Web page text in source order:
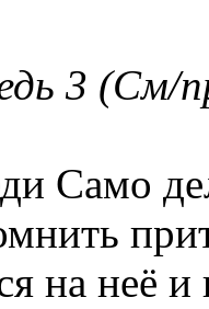
3 (См/
Само
на неё